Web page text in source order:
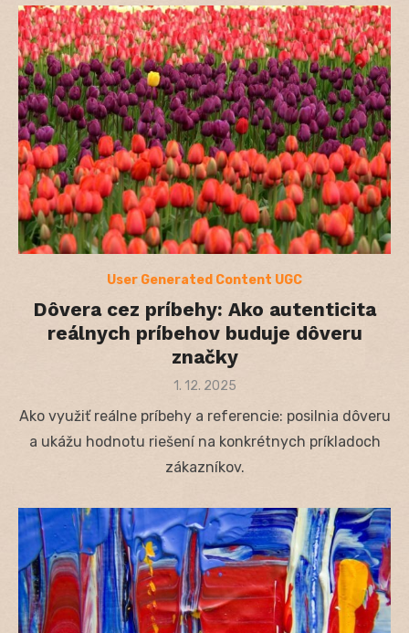
User Generated Content UGC
Dôvera cez príbehy: Ako autenticita
reálnych príbehov buduje dôveru
značky
Posted
1. 12. 2025
Ako využiť reálne príbehy a referencie: posilnia dôveru
a ukážu hodnotu riešení na konkrétnych príkladoch
zákazníkov.